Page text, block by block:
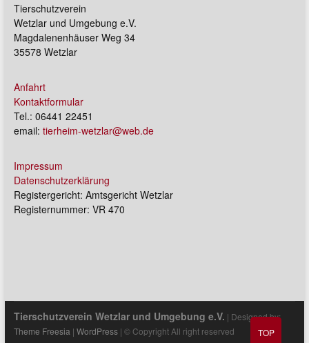
Tierschutzverein
Wetzlar und Umgebung e.V.
Magdalenenhäuser Weg 34
35578 Wetzlar
Anfahrt
Kontaktformular
Tel.: 06441 22451
email: tierheim-wetzlar@web.de
Impressum
Datenschutzerklärung
Registergericht: Amtsgericht Wetzlar
Registernummer: VR 470
Tierschutzverein Wetzlar und Umgebung e.V. | Designed by:
Theme Freesia | WordPress| © Copyright All right reserved TOP